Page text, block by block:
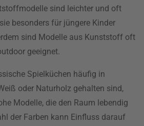
sind leichter und oft
besonders für jüngere Kinder
sind Modelle aus Kunststoff oft
geeignet.
Spielküchen häufig in
oder Naturholz gehalten sind,
Modelle, die den Raum lebendig
der Farben kann Einfluss darauf